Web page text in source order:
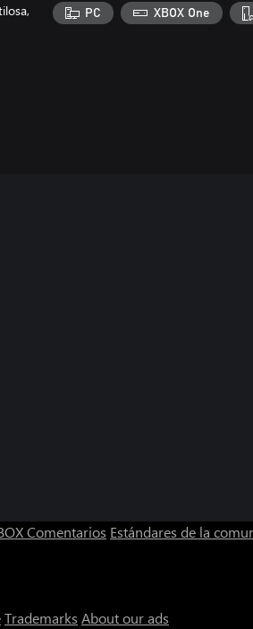
PC XBOX One
Comentarios Estándares de la
Trademarks About our ads